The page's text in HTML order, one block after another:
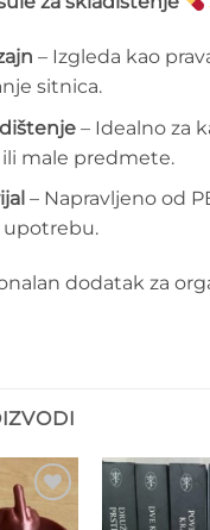
– Izgleda kao
sitnica.
– Idealno za
male predmete.
– Napravljeno od
upotrebu.
dodatak za
Add to